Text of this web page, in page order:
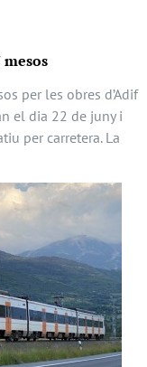
mesos
per les obres d’Adif
el dia 22 de juny i
per carretera. La